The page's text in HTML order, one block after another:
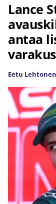
Lance
antaa
Eetu Lehtonen